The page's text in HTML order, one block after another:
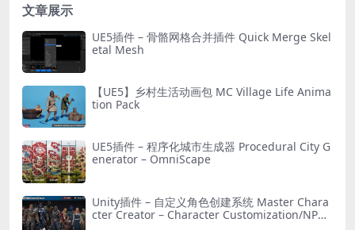
文章展示
UE5插件 – 骨骼网格合并插件 Quick Merge Skel
etal Mesh
【UE5】乡村生活动画包 MC Village Life Anima
tion Pack
UE5插件 – 程序化城市生成器 Procedural City G
enerator – OmniScape
Unity插件 – 自定义角色创建系统 Master Chara
cter Creator – Character Customization/NPC